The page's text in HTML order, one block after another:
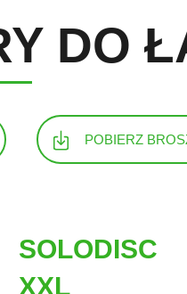
DO
POBIERZ
SOLODISC
XXL